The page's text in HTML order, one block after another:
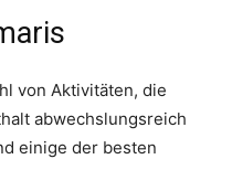
von Aktivitäten, die
abwechslungsreich
einige der besten